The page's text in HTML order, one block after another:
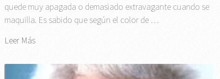
quede muy apagada o demasiado extravagante cuando se
maquilla. Es sabido que según el color de …
Leer Más